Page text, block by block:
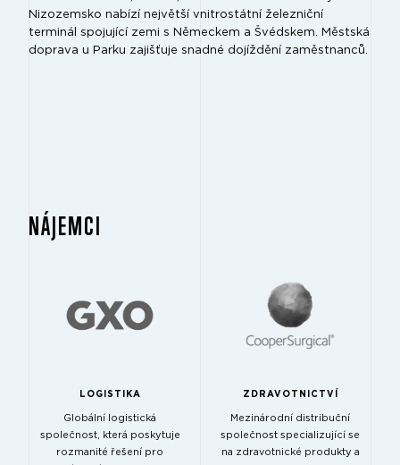
Nizozemsko nabízí největší vnitrostátní železniční
terminál spojující zemi s Německem a Švédskem. Městská
doprava u Parku zajišťuje snadné dojíždění zaměstnanců.
NÁJEMCI
LOGISTIKA
Globální logistická
společnost, která poskytuje
rozmanité řešení pro
ZDRAVOTNICTVÍ
Mezinárodní distribuční
společnost specializující se
na zdravotnické produkty a